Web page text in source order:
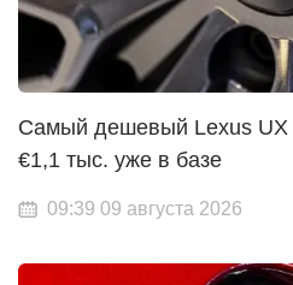
Самый дешевый Lexus UX
€1,1 тыс. уже в базе
09:39 09 августа 2026